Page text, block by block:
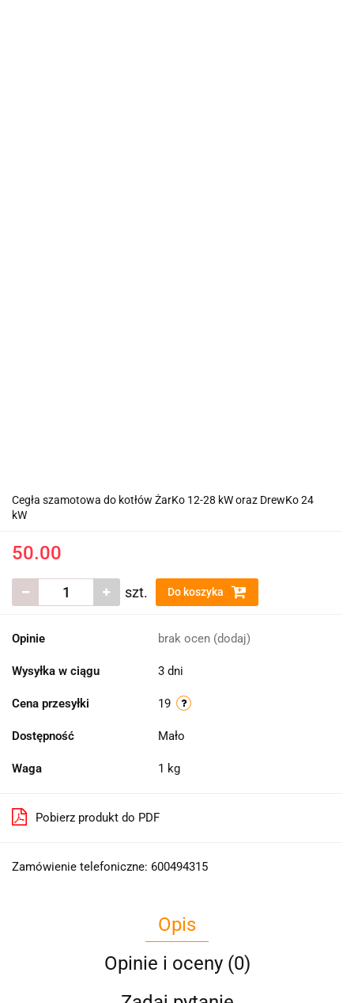
Cegła szamotowa do kotłów ŻarKo 12-28 kW oraz DrewKo 24
kW
50.00
szt. Do koszyka
Opinie brak ocen (dodaj)
Wysyłka w ciągu 3 dni
Cena przesyłki 19
Dostępność Mało
Waga 1 kg
Pobierz produkt do PDF
Zamówienie telefoniczne: 600494315
Opis
Opinie i oceny (0)